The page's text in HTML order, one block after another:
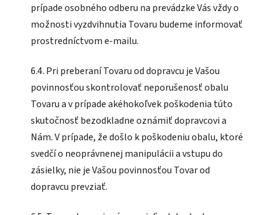
prípade osobného odberu na prevádzke Vás vždy o
možnosti vyzdvihnutia Tovaru budeme informovať
prostredníctvom e-mailu.
6.4. Pri preberaní Tovaru od dopravcu je Vašou
povinnosťou skontrolovať neporušenosť obalu
Tovaru a v prípade akéhokoľvek poškodenia túto
skutočnosť bezodkladne oznámiť dopravcovi a
Nám. V prípade, že došlo k poškodeniu obalu, ktoré
svedčí o neoprávnenej manipulácii a vstupu do
zásielky, nie je Vašou povinnosťou Tovar od
dopravcu prevziať.